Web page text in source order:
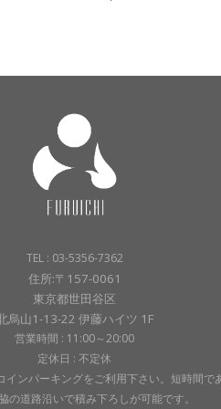
TEL : 03-5356-7362
住所:〒157-0061
東京都世田谷区
烏山1-13-22 伊藤ハイツ 1F
営業時間 : 11:00～20:00
定休日 : 不定休
インパーキングをご利用下さい。短時間で
の道路沿いで積み下ろしが可能です。